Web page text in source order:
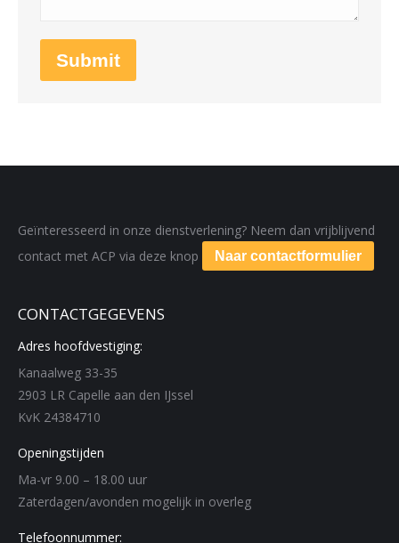
Submit
Geïnteresseerd in onze dienstverlening? Neem dan vrijblijvend
contact met ACP via deze knop
Naar contactformulier
CONTACTGEGEVENS
Adres hoofdvestiging:
Kanaalweg 33-35
2903 LR Capelle aan den IJssel
KvK 24384710
Openingstijden
Ma-vr 9.00 – 18.00 uur
Zaterdagen/avonden mogelijk in overleg
Telefoonnummer: